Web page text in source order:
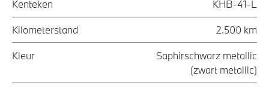
Kenteken KHB-41-L
Kilometerstand 2.500 km
Kleur
Saphirschwarz metallic
(zwart metallic)